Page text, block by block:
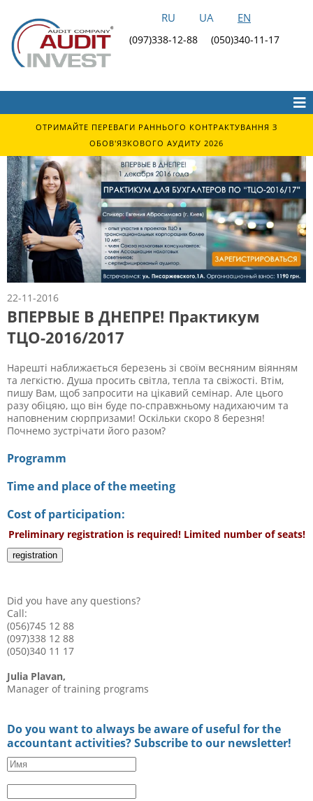
RU UA EN
(097)338-12-88 (050)340-11-17
ОТРИМАЙТЕ ПЕРЕВАГИ РАННЬОГО КОНТРАКТУВАННЯ З
ОБОВ'ЯЗКОВОГО АУДИТУ 2026
22-11-2016
ВПЕРВЫЕ В ДНЕПРЕ! Практикум
ТЦО-2016/2017
Нарешті наближається березень зі своїм весняним віянням
та легкістю. Душа просить світла, тепла та свіжості. Втім,
пишу Вам, щоб запросити на цікавий семінар. Але цього
разу обіцяю, що він буде по-справжньому надихаючим та
наповненим сюрпризами! Оскільки скоро 8 березня!
Почнемо зустрічати його разом?
Programm
Time and place of the meeting
Cost of participation:
Preliminary registration is required! Limited number of seats!
registration
Did you have any questions?
Call:
(056)745 12 88
(097)338 12 88
(050)340 11 17
Julia Plavan,
Manager of training programs
Do you want to always be aware of useful for the
accountant activities? Subscribe to our newsletter!